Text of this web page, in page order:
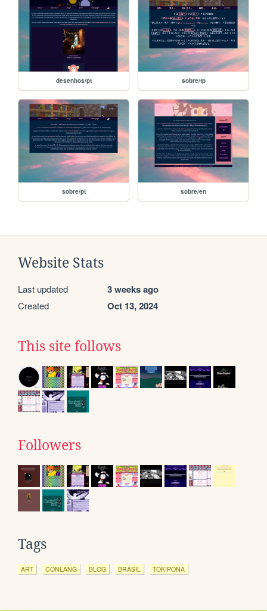
desenhos/pt sobre/tp
sobre/pt sobre/en
Website Stats
Last updated 3 weeks ago
Created Oct 13, 2024
This site follows
Followers
Tags
ART CONLANG BLOG BRASIL TOKIPONA